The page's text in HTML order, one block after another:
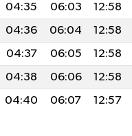
04:35 06:03 12:58
04:36 06:04 12:58
04:37 06:05 12:58
04:38 06:06 12:58
04:40 06:07 12:57